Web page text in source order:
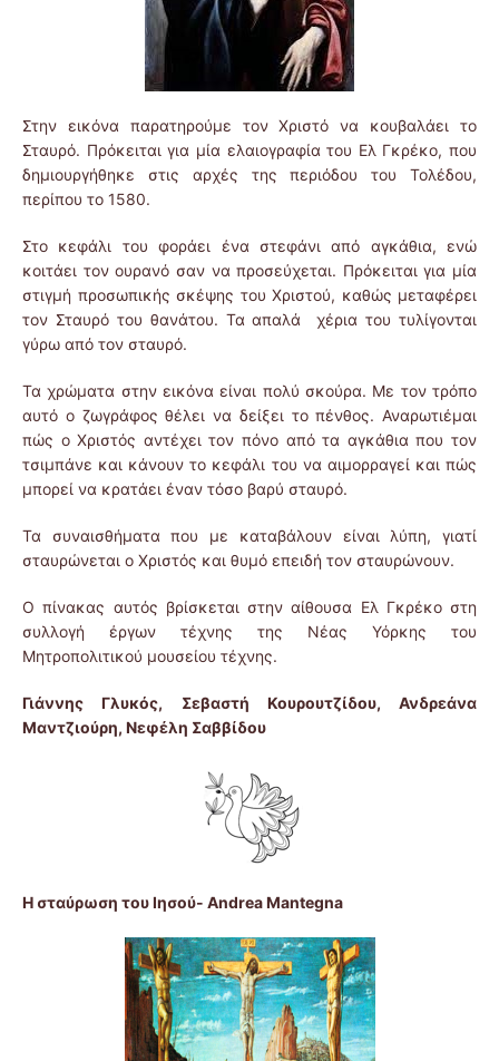
Στην εικόνα παρατηρούμε τον Χριστό να κουβαλάει το
Σταυρό. Πρόκειται για μία ελαιογραφία του Ελ Γκρέκο, που
δημιουργήθηκε στις αρχές της περιόδου του Τολέδου,
περίπου το 1580.
Στο κεφάλι του φοράει ένα στεφάνι από αγκάθια, ενώ
κοιτάει τον ουρανό σαν να προσεύχεται. Πρόκειται για μία
στιγμή προσωπικής σκέψης του Χριστού, καθώς μεταφέρει
τον Σταυρό του θανάτου. Τα απαλά χέρια του τυλίγονται
γύρω από τον σταυρό.
Τα χρώματα στην εικόνα είναι πολύ σκούρα. Με τον τρόπο
αυτό ο ζωγράφος θέλει να δείξει το πένθος. Αναρωτιέμαι
πώς ο Χριστός αντέχει τον πόνο από τα αγκάθια που τον
τσιμπάνε και κάνουν το κεφάλι του να αιμορραγεί και πώς
μπορεί να κρατάει έναν τόσο βαρύ σταυρό.
Τα συναισθήματα που με καταβάλουν είναι λύπη, γιατί
σταυρώνεται ο Χριστός και θυμό επειδή τον σταυρώνουν.
Ο πίνακας αυτός βρίσκεται στην αίθουσα Ελ Γκρέκο στη
συλλογή έργων τέχνης της Νέας Υόρκης του
Μητροπολιτικού μουσείου τέχνης.
Γιάννης Γλυκός, Σεβαστή Κουρουτζίδου, Ανδρεάνα
Μαντζιούρη, Νεφέλη Σαββίδου
Η σταύρωση του Ιησού- Andrea Mantegna